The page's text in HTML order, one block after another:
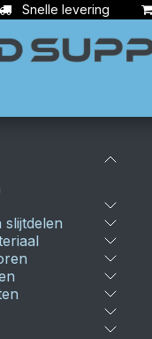
Snelle levering
slijtdelen